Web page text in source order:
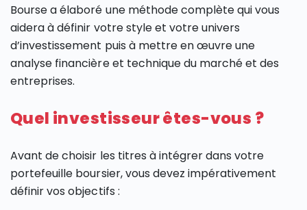
Bourse a élaboré une méthode complète qui vous
aidera à définir votre style et votre univers
d’investissement puis à mettre en œuvre une
analyse financière et technique du marché et des
entreprises.
Quel investisseur êtes-vous ?
Avant de choisir les titres à intégrer dans votre
portefeuille boursier, vous devez impérativement
définir vos objectifs :